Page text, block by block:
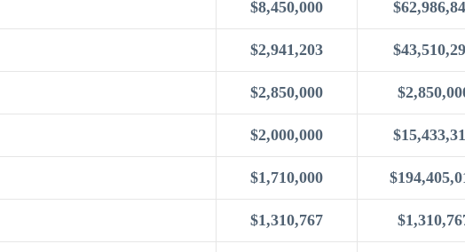
$8,450,000
$2,941,203
$2,850,000
$2,000,000
$1,710,000
$1,310,767